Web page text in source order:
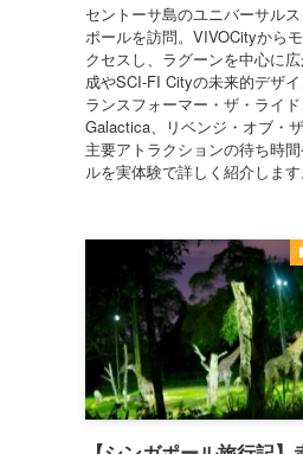
セントーサ島のユニバーサル
ポールを訪問。VIVOCityから
クセスし、ラグーンを中心に
成やSCI-FI Cityの未来的デザ
ランスフォーマー・ザ・ライ
Galactica、リベンジ・オブ・
主要アトラクションの待ち時
ルを実体験で詳しく紹介します